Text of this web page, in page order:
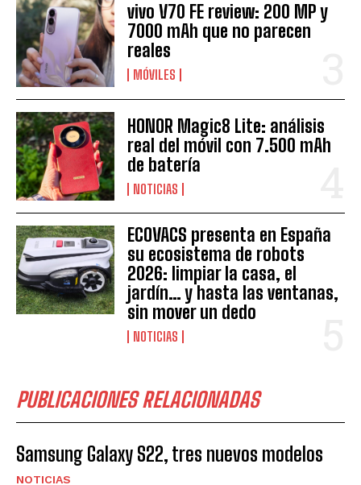
vivo V70 FE review: 200 MP y
7000 mAh que no parecen
reales
MÓVILES
HONOR Magic8 Lite: análisis
real del móvil con 7.500 mAh
de batería
NOTICIAS
ECOVACS presenta en España
su ecosistema de robots
2026: limpiar la casa, el
jardín… y hasta las ventanas,
sin mover un dedo
NOTICIAS
PUBLICACIONES RELACIONADAS
Samsung Galaxy S22, tres nuevos modelos
NOTICIAS